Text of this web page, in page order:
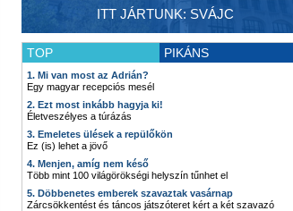
ITT JÁRTUNK: SVÁJC
TOP PIKÁNS
1. Mi van most az Adrián?
Egy magyar recepciós mesél
2. Ezt most inkább hagyja ki!
Életveszélyes a túrázás
3. Emeletes ülések a repülőkön
Ez (is) lehet a jövő
4. Menjen, amíg nem késő
Több mint 100 világörökségi helyszín tűnhet el
5. Döbbenetes emberek szavaztak vasárnap
Zárcsökkentést és táncos játszóteret kért a két szavazó